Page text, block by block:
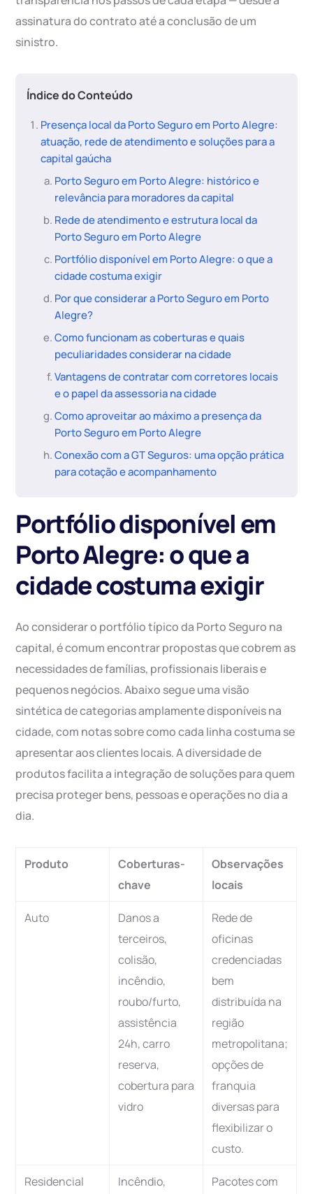
assinatura do contrato até a conclusão de um
sinistro.
Índice do Conteúdo
Presença local da Porto Seguro em Porto Alegre:
atuação, rede de atendimento e soluções para a
capital gaúcha
Porto Seguro em Porto Alegre: histórico e
relevância para moradores da capital
Rede de atendimento e estrutura local da
Porto Seguro em Porto Alegre
Portfólio disponível em Porto Alegre: o que a
cidade costuma exigir
Por que considerar a Porto Seguro em Porto
Alegre?
Como funcionam as coberturas e quais
peculiaridades considerar na cidade
Vantagens de contratar com corretores locais
e o papel da assessoria na cidade
Como aproveitar ao máximo a presença da
Porto Seguro em Porto Alegre
Conexão com a GT Seguros: uma opção prática
para cotação e acompanhamento
Portfólio disponível em
Porto Alegre: o que a
cidade costuma exigir
Ao considerar o portfólio típico da Porto Seguro na
capital, é comum encontrar propostas que cobrem as
necessidades de famílias, profissionais liberais e
pequenos negócios. Abaixo segue uma visão
sintética de categorias amplamente disponíveis na
cidade, com notas sobre como cada linha costuma se
apresentar aos clientes locais. A diversidade de
produtos facilita a integração de soluções para quem
precisa proteger bens, pessoas e operações no dia a
dia.
Produto
Coberturas-
chave
Observações
locais
Auto
Danos a
terceiros,
colisão,
incêndio,
roubo/furto,
assistência
24h, carro
reserva,
cobertura para
vidro
Rede de
oficinas
credenciadas
bem
distribuída na
região
metropolitana;
opções de
franquia
diversas para
flexibilizar o
custo.
Residencial
Incêndio,
Pacotes com